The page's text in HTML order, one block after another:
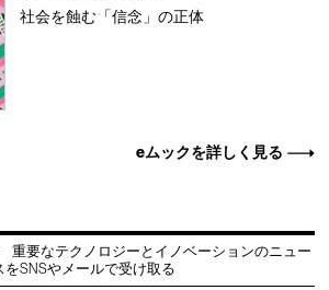
社会を蝕む「信念」の正体
eムックを詳しく見る
重要なテクノロジーとイノベーションのニュー
をSNSやメールで受け取る